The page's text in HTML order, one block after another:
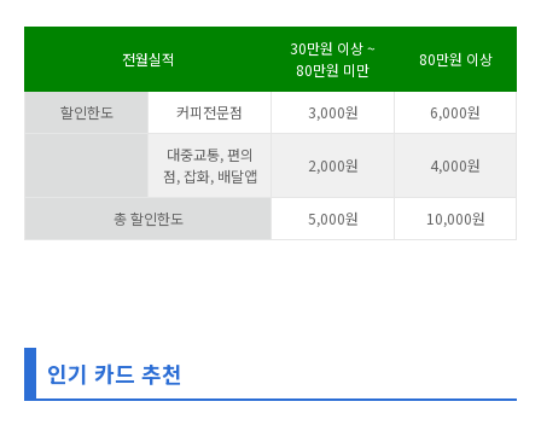
전월실적
30만원 이상 ~
80만원 미만
80만원 이상
할인한도 커피전문점 3,000원 6,000원
대중교통, 편의
점, 잡화, 배달앱
2,000원 4,000원
총 할인한도 5,000원 10,000원
인기 카드 추천